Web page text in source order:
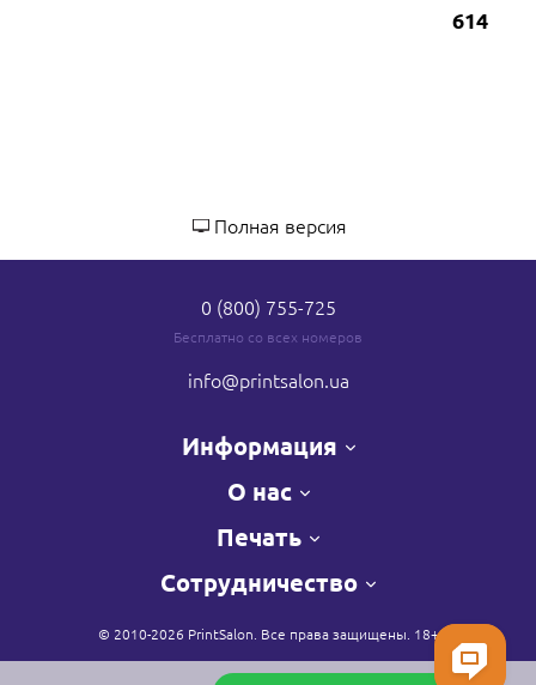
614 грн.
Полная версия
0 (800) 755-725
Бесплатно со всех номеров
info@printsalon.ua
Информация
О нас
Печать
Сотрудничество
© 2010-2026 PrintSalon. Все права защищены. 18+